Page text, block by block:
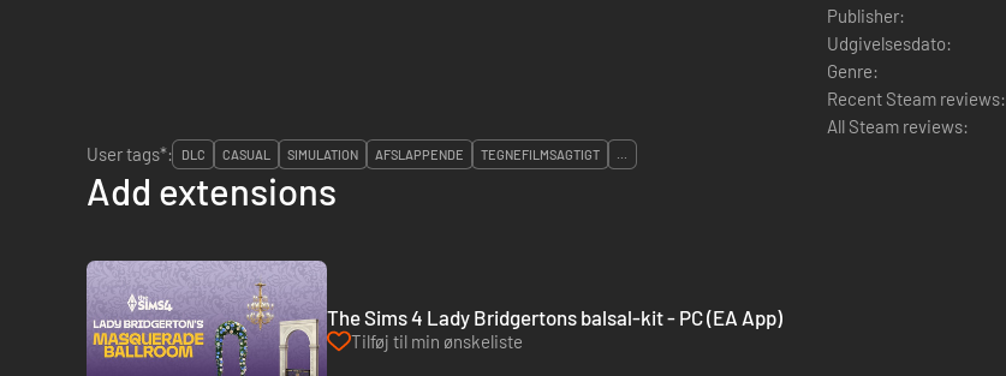
Publisher:
Udgivelsesdato:
Genre:
Recent Steam reviews:
All Steam reviews:
User tags*:
DLC CASUAL SIMULATION AFSLAPPENDE TEGNEFILMSAGTIGT ...
Add extensions
The Sims 4 Lady Bridgertons balsal-kit - PC (EA App)
Tilføj til min ønskeliste